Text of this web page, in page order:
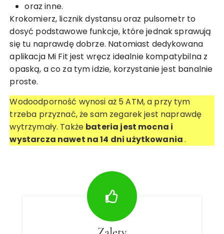
oraz inne.
Krokomierz, licznik dystansu oraz pulsometr to
dosyć podstawowe funkcje, które jednak sprawują
się tu naprawdę dobrze. Natomiast dedykowana
aplikacja Mi Fit jest wręcz idealnie kompatybilna z
opaską, a co za tym idzie, korzystanie jest banalnie
proste.
Wodoodporność wynosi aż 5 ATM, a przy tym
trzeba przyznać, że sam zegarek jest naprawdę
wytrzymały. Także bateria jest mocna i
wystarcza nawet na 14 dni użytkowania.